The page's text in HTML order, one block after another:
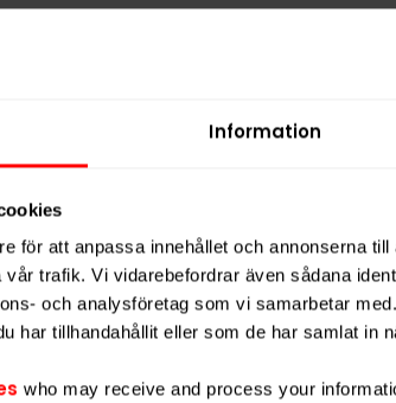
Information
för att anpassa innehållet och annonserna
trafik. Vi vidarebefordrar även sådana
och analysföretag som vi samarbetar
har tillhandahållit eller som de har samlat in
who may receive and process your
som föredrar en intensiv och
gör produkten lämplig för
bidrar tilllåg rinnighetoch
Après Menthol Hypèr Strong är en
med fokus på smak, styrka